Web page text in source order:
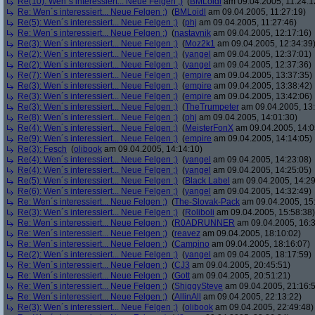
Re: Wen´s interessiert... Neue Felgen ;) (BMLoidl am 09.04.2005, 11:27:19)
Re(5): Wen´s interessiert... Neue Felgen ;) (phj am 09.04.2005, 11:27:46)
Re: Wen´s interessiert... Neue Felgen ;) (nastavnik am 09.04.2005, 12:17:16)
Re(3): Wen´s interessiert... Neue Felgen ;) (Moz2k1 am 09.04.2005, 12:34:39)
Re(2): Wen´s interessiert... Neue Felgen ;) (yangel am 09.04.2005, 12:37:01)
Re(2): Wen´s interessiert... Neue Felgen ;) (yangel am 09.04.2005, 12:37:36)
Re(7): Wen´s interessiert... Neue Felgen ;) (empire am 09.04.2005, 13:37:35)
Re(3): Wen´s interessiert... Neue Felgen ;) (empire am 09.04.2005, 13:38:42)
Re(3): Wen´s interessiert... Neue Felgen ;) (empire am 09.04.2005, 13:42:06)
Re(3): Wen´s interessiert... Neue Felgen ;) (TheTrumpeter am 09.04.2005,
Re(8): Wen´s interessiert... Neue Felgen ;) (phj am 09.04.2005, 14:01:30)
Re(4): Wen´s interessiert... Neue Felgen ;) (MeisterFonX am 09.04.2005,
Re(9): Wen´s interessiert... Neue Felgen ;) (empire am 09.04.2005, 14:14:05)
Re(3): Fesch (olibook am 09.04.2005, 14:14:10)
Re(4): Wen´s interessiert... Neue Felgen ;) (yangel am 09.04.2005, 14:23:08)
Re(4): Wen´s interessiert... Neue Felgen ;) (yangel am 09.04.2005, 14:25:05)
Re(5): Wen´s interessiert... Neue Felgen ;) (Black Label am 09.04.2005,
Re(6): Wen´s interessiert... Neue Felgen ;) (yangel am 09.04.2005, 14:32:49)
Re: Wen´s interessiert... Neue Felgen ;) (The-Slovak-Pack am 09.04.2005,
Re(3): Wen´s interessiert... Neue Felgen ;) (Roliboli am 09.04.2005, 15:58:38)
Re: Wen´s interessiert... Neue Felgen ;) (R0ADRUNNER am 09.04.2005,
Re: Wen´s interessiert... Neue Felgen ;) (reavez am 09.04.2005, 18:10:02)
Re: Wen´s interessiert... Neue Felgen ;) (Campino am 09.04.2005, 18:16:07)
Re(2): Wen´s interessiert... Neue Felgen ;) (yangel am 09.04.2005, 18:17:59)
Re: Wen´s interessiert... Neue Felgen ;) (CJ3 am 09.04.2005, 20:45:51)
Re: Wen´s interessiert... Neue Felgen ;) (Gott am 09.04.2005, 20:51:21)
Re: Wen´s interessiert... Neue Felgen ;) (ShiggySteve am 09.04.2005,
Re: Wen´s interessiert... Neue Felgen ;) (AllinAll
am 09.04.2005, 22:13:22)
Re(3): Wen´s interessiert... Neue Felgen ;) (olibook am 09.04.2005, 22:49:48)